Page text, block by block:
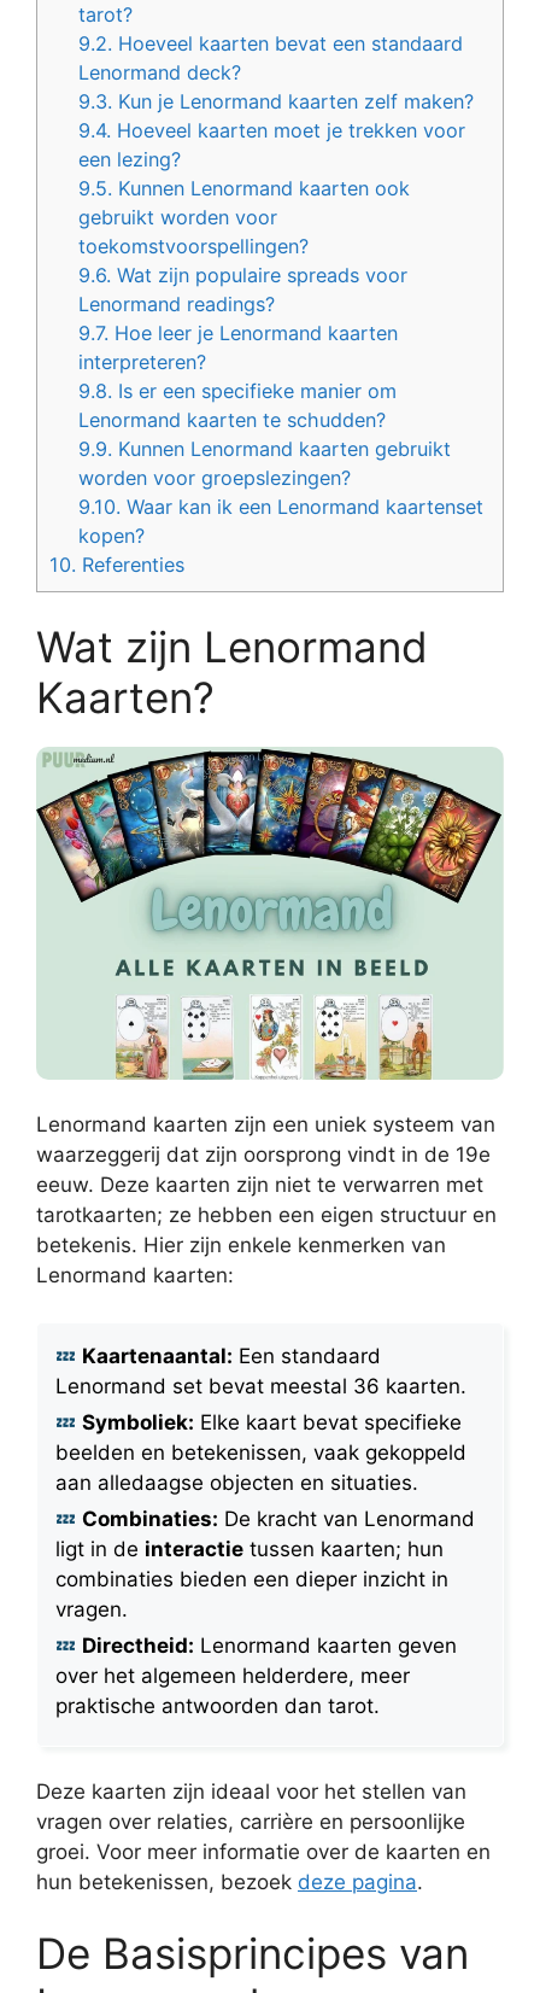
tarot?
9.2. Hoeveel kaarten bevat een standaard
Lenormand deck?
9.3. Kun je Lenormand kaarten zelf maken?
9.4. Hoeveel kaarten moet je trekken voor
een lezing?
9.5. Kunnen Lenormand kaarten ook
gebruikt worden voor
toekomstvoorspellingen?
9.6. Wat zijn populaire spreads voor
Lenormand readings?
9.7. Hoe leer je Lenormand kaarten
interpreteren?
9.8. Is er een specifieke manier om
Lenormand kaarten te schudden?
9.9. Kunnen Lenormand kaarten gebruikt
worden voor groepslezingen?
9.10. Waar kan ik een Lenormand kaartenset
kopen?
10. Referenties
Wat zijn Lenormand
Kaarten?
Lenormand kaarten zijn een uniek systeem van
waarzeggerij dat zijn oorsprong vindt in de 19e
eeuw. Deze kaarten zijn niet te verwarren met
tarotkaarten; ze hebben een eigen structuur en
betekenis. Hier zijn enkele kenmerken van
Lenormand kaarten:
Kaartenaantal: Een standaard
Lenormand set bevat meestal 36 kaarten.
Symboliek: Elke kaart bevat specifieke
beelden en betekenissen, vaak gekoppeld
aan alledaagse objecten en situaties.
Combinaties: De kracht van Lenormand
ligt in de interactie tussen kaarten; hun
combinaties bieden een dieper inzicht in
vragen.
Directheid: Lenormand kaarten geven
over het algemeen helderdere, meer
praktische antwoorden dan tarot.
Deze kaarten zijn ideaal voor het stellen van
vragen over relaties, carrière en persoonlijke
groei. Voor meer informatie over de kaarten en
hun betekenissen, bezoek deze pagina.
De Basisprincipes van